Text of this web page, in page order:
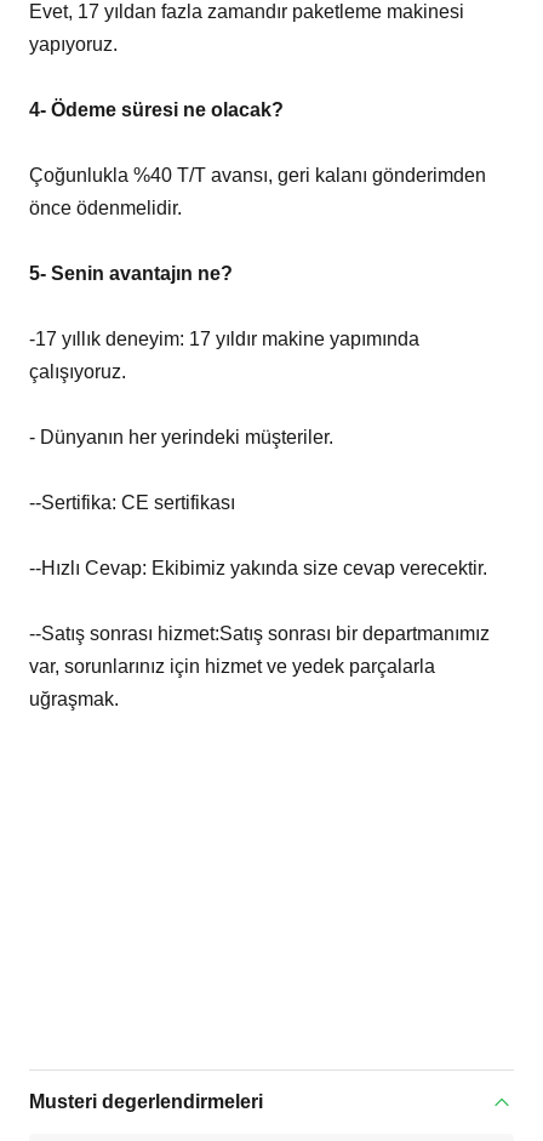
Evet, 17 yıldan fazla zamandır paketleme makinesi
yapıyoruz.
4- Ödeme süresi ne olacak?
Çoğunlukla %40 T/T avansı, geri kalanı gönderimden
önce ödenmelidir.
5- Senin avantajın ne?
-17 yıllık deneyim: 17 yıldır makine yapımında
çalışıyoruz.
- Dünyanın her yerindeki müşteriler.
--Sertifika: CE sertifikası
--Hızlı Cevap: Ekibimiz yakında size cevap verecektir.
--Satış sonrası hizmet:Satış sonrası bir departmanımız
var, sorunlarınız için hizmet ve yedek parçalarla
uğraşmak.
Musteri degerlendirmeleri